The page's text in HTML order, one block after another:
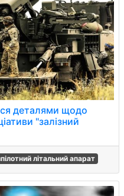
деталями щодо
"залізний
літальний апарат